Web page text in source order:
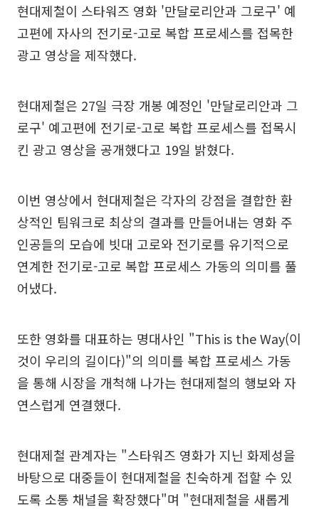
현대제철이 스타워즈 영화 '만달로리안과 그로구' 예
고편에 자사의 전기로-고로 복합 프로세스를 접목한
광고 영상을 제작했다.
현대제철은 27일 극장 개봉 예정인 '만달로리안과 그
로구' 예고편에 전기로-고로 복합 프로세스를 접목시
킨 광고 영상을 공개했다고 19일 밝혔다.
이번 영상에서 현대제철은 각자의 강점을 결합한 환
상적인 팀워크로 최상의 결과를 만들어내는 영화 주
인공들의 모습에 빗대 고로와 전기로를 유기적으로
연계한 전기로-고로 복합 프로세스 가동의 의미를 풀
어냈다.
또한 영화를 대표하는 명대사인 "This is the Way(이
것이 우리의 길이다)"의 의미를 복합 프로세스 가동
을 통해 시장을 개척해 나가는 현대제철의 행보와 자
연스럽게 연결했다.
현대제철 관계자는 "스타워즈 영화가 지닌 화제성을
바탕으로 대중들이 현대제철을 친숙하게 접할 수 있
도록 소통 채널을 확장했다"며 "현대제철을 새롭게